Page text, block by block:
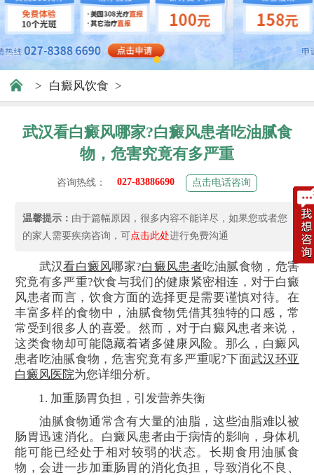
> 白癜风饮食 >
武汉看白癜风哪家?白癜风患者吃油腻食
物，危害究竟有多严重
咨询热线： 027-83886690 点击电话咨询
温馨提示： 由于篇幅原因，很多内容不能详尽，如果您或者您
的家人需要疾病咨询，可点击此处进行免费沟通
武汉看白癜风哪家?白癜风患者吃油腻食物，危害
究竟有多严重?饮食与我们的健康紧密相连，对于白癜
风患者而言，饮食方面的选择更是需要谨慎对待。在
丰富多样的食物中，油腻食物凭借其独特的口感，常
常受到很多人的喜爱。然而，对于白癜风患者来说，
这类食物却可能隐藏着诸多健康风险。那么，白癜风
患者吃油腻食物，危害究竟有多严重呢?下面武汉环亚
白癜风医院为您详细分析。
1. 加重肠胃负担，引发营养失衡
油腻食物通常含有大量的油脂，这些油脂难以被
肠胃迅速消化。白癜风患者由于病情的影响，身体机
能可能已经处于相对较弱的状态。长期食用油腻食
物，会进一步加重肠胃的消化负担，导致消化不良、